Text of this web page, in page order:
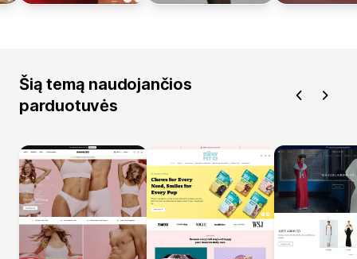
Šią temą naudojančios
parduotuvės